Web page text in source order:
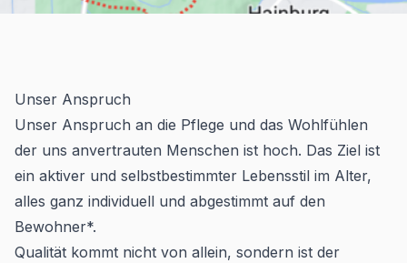
Unser Anspruch
Unser Anspruch an die Pflege und das Wohlfühlen
der uns anvertrauten Menschen ist hoch. Das Ziel ist
ein aktiver und selbstbestimmter Lebensstil im Alter,
alles ganz individuell und abgestimmt auf den
Bewohner*.
Qualität kommt nicht von allein, sondern ist der